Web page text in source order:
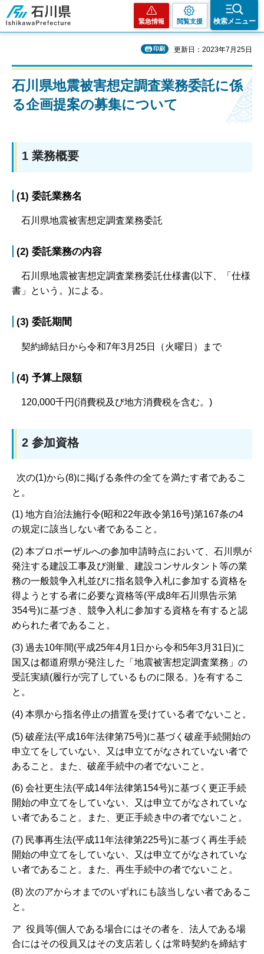
石川県
緊急情報 閲覧支援 検索メニュー
印刷 更新日：2023年7月25日
石川県地震被害想定調査業務委託に係
る企画提案の募集について
1 業務概要
(1) 委託業務名
石川県地震被害想定調査業務委託
(2) 委託業務の内容
石川県地震被害想定調査業務委託仕様書(以下、「仕様
書」という。)による。
(3) 委託期間
契約締結日から令和7年3月25日（火曜日）まで
(4) 予算上限額
120,000千円(消費税及び地方消費税を含む。)
2 参加資格
次の(1)から(8)に掲げる条件の全てを満たす者であるこ
と。
(1) 地方自治法施行令(昭和22年政令第16号)第167条の4
の規定に該当しない者であること。
(2) 本プロポーザルへの参加申請時点において、石川県が
発注する建設工事及び測量、建設コンサルタント等の業
務の一般競争入札並びに指名競争入札に参加する資格を
得ようとする者に必要な資格等(平成8年石川県告示第
354号)に基づき、競争入札に参加する資格を有すると認
められた者であること。
(3) 過去10年間(平成25年4月1日から令和5年3月31日)に
国又は都道府県が発注した「地震被害想定調査業務」の
受託実績(履行が完了しているものに限る。)を有するこ
と。
(4) 本県から指名停止の措置を受けている者でないこと。
(5) 破産法(平成16年法律第75号)に基づく破産手続開始の
申立てをしていない、又は申立てがなされていない者で
あること。また、破産手続中の者でないこと。
(6) 会社更生法(平成14年法律第154号)に基づく更正手続
開始の申立てをしていない、又は申立てがなされていな
い者であること。また、更正手続き中の者でないこと。
(7) 民事再生法(平成11年法律第225号)に基づく再生手続
開始の申立てをしていない、又は申立てがなされていな
い者であること。また、再生手続中の者でないこと。
(8) 次のアからオまでのいずれにも該当しない者であるこ
と。
ア 役員等(個人である場合にはその者を、法人である場
合にはその役員又はその支店若しくは常時契約を締結す